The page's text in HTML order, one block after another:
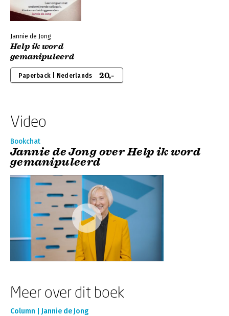
Jannie de Jong
Help ik word
gemanipuleerd
Paperback | Nederlands 20,-
Video
Bookchat
Jannie de Jong over Help ik word
gemanipuleerd
Meer over dit boek
Column | Jannie de Jong